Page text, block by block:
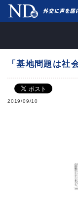
「基地問題は社
2019/09/10